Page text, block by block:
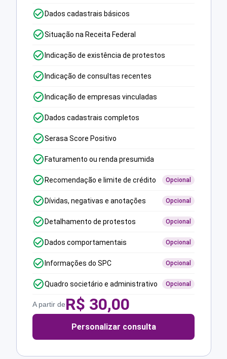
Dados cadastrais básicos
Situação na Receita Federal
Indicação de existência de protestos
Indicação de consultas recentes
Indicação de empresas vinculadas
Dados cadastrais completos
Serasa Score Positivo
Faturamento ou renda presumida
Recomendação e limite de crédito Opcional
Dívidas, negativas e anotações Opcional
Detalhamento de protestos Opcional
Dados comportamentais Opcional
Informações do SPC Opcional
Quadro societário e administrativo Opcional
A partir deR$ 30,00
Personalizar consulta